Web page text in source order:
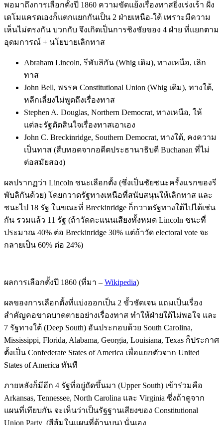
พอมาถึงการเลือกตั้งปี 1860 ความขัดแย้งเรื่องทาสยิ่งเร่งเร้า ฝั่ง
เดโมแครตเองก็แตกแยกกันเป็น 2 ฝ่ายเหนือ-ใต้ เพราะมีความ
เห็นไม่ตรงกัน บวกกับ จึงเกิดเป็นการชิงชัยของ 4 ฝ่าย ที่แยกตาม
อุดมการณ์ + นโยบายเลิกทาส
Abraham Lincoln, รีพับลิกัน (Whig เดิม), ทางเหนือ, เลิก
ทาส
John Bell, พรรค Constitutional Union (Whig เดิม), ทางใต้,
หลีกเลี่ยงไม่พูดถึงเรื่องทาส
Stephen A. Douglas, Northern Democrat, ทางเหนือ, ให้
แต่ละรัฐตัดสินใจเรื่องทาสเอาเอง
John C. Breckinridge, Southern Democrat, ทางใต้, คงความ
เป็นทาส (สืบทอดจากอดีตประธานาธิบดี Buchanan ที่ไม่
ต่อสมัยสอง)
ผลปรากฏว่า Lincoln ชนะเลือกตั้ง (ซึ่งเป็นชัยชนะครั้งแรกของรี
พับลิกันด้วย) โดยกวาดรัฐทางเหนือที่สนับสนุนให้เลิกทาส และ
ชนะไป 18 รัฐ ในขณะที่ Breckinridge ก็กวาดรัฐทางใต้ไปได้เช่น
กัน รวมแล้ว 11 รัฐ (ถ้าวัดคะแนนเสียงทั้งหมด Lincoln ชนะที่
ประมาณ 40% ต่อ Breckinridge 30% แต่ถ้าวัด electoral vote จะ
กลายเป็น 60% ต่อ 24%)
ผลการเลือกตั้งปี 1860 (ที่มา – Wikipedia)
ผลของการเลือกตั้งที่แบ่งออกเป็น 2 ขั้วชัดเจน แถมเป็นเรื่อง
สำคัญคอขาดบาดตายอย่างเรื่องทาส ทำให้ฝ่ายใต้ไม่พอใจ และ
7 รัฐทางใต้ (Deep South) อันประกอบด้วย South Carolina,
Mississippi, Florida, Alabama, Georgia, Louisiana, Texas ก็ประกาศ
ตั้งเป็น Confederate States of America เพื่อแยกตัวจาก United
States of America ทันที
ภายหลังก็มีอีก 4 รัฐที่อยู่ถัดขึ้นมา (Upper South) เข้าร่วมคือ
Arkansas, Tennessee, North Carolina และ Virginia ซึ่งถ้าดูจาก
แผนที่เทียบกัน จะเห็นว่าเป็นรัฐฐานเสียงของ Constitutional
Union Party (สีส้มในแผนที่ด้านบน) นั่นเอง